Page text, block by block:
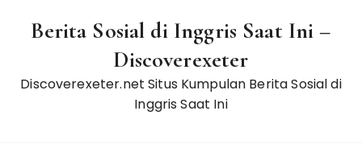
Berita Sosial di Inggris Saat Ini –
Discoverexeter
Discoverexeter.net Situs Kumpulan Berita Sosial di
Inggris Saat Ini